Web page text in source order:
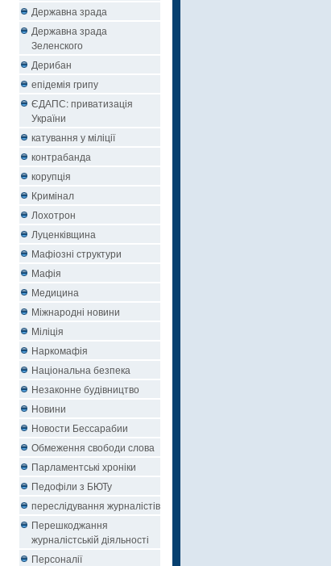
Державна зрада
Державна зрада
Зеленского
Дерибан
епідемія грипу
ЄДАПС: приватизація
України
катування у міліції
контрабанда
корупція
Кримінал
Лохотрон
Луценківщина
Мафіозні структури
Мафія
Медицина
Міжнародні новини
Міліція
Наркомафія
Національна безпека
Незаконне будівництво
Новини
Новости Бессарабии
Обмеження свободи слова
Парламентські хроніки
Педофіли з БЮТу
переслідування журналістів
Перешкоджання
журналістській діяльності
Персоналії